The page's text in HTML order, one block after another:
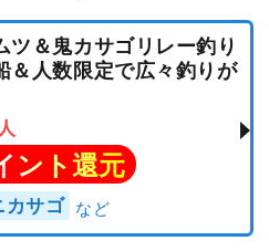
＆鬼カサゴリレー釣り
＆人数限定で広々釣りが
ント還元
カサゴ